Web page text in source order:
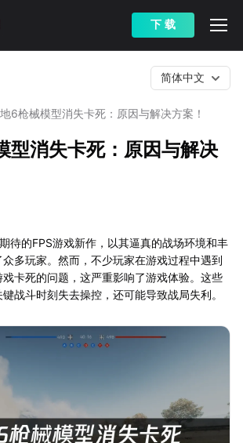
下 载
6枪械模型消失卡死：原因与解决方案！
简体中文
型消失卡死：原因与解决
待的FPS游戏新作，以其逼真的战场环境和丰
多玩家。然而，不少玩家在游戏过程中遇到
卡死的问题，这严重影响了游戏体验。这些
战斗时刻失去操控，还可能导致战局失利。